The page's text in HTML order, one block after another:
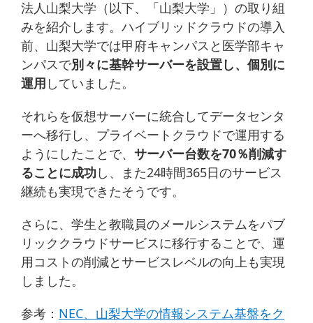
法人山梨大学（以下、「山梨大学」）の取り組
みを紹介します。ハイブリッドクラウドの導入
前、山梨大学では甲府キャンパスと医学部キャ
ンパスで別々に基幹サーバーを設置し、個別に
運用 していました。
それらを仮想サーバーに統合してデータセンタ
ーへ移行し、プライベートクラウドで運用する
ようにしたことで、 サーバー台数を70％削減す
ることに成功 し、また24時間365日のサービス
継続も実現できたそうです。
さらに、学生と教職員のメールシステムをパブ
リッククラウドサービスに移行することで、運
用コストの削減とサービスレベルの向上も実現
しました。
参考： NEC、山梨大学の情報システム基盤をク